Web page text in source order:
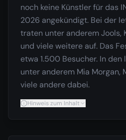
noch keine Künstler für das
2026 angekündigt. Bei der
traten unter anderem Jools,
und viele weitere auf. Das
etwa 1.500 Besucher. In
unter anderem Mia Morgan,
viele andere dabei.
Hinweis zum Inhalt